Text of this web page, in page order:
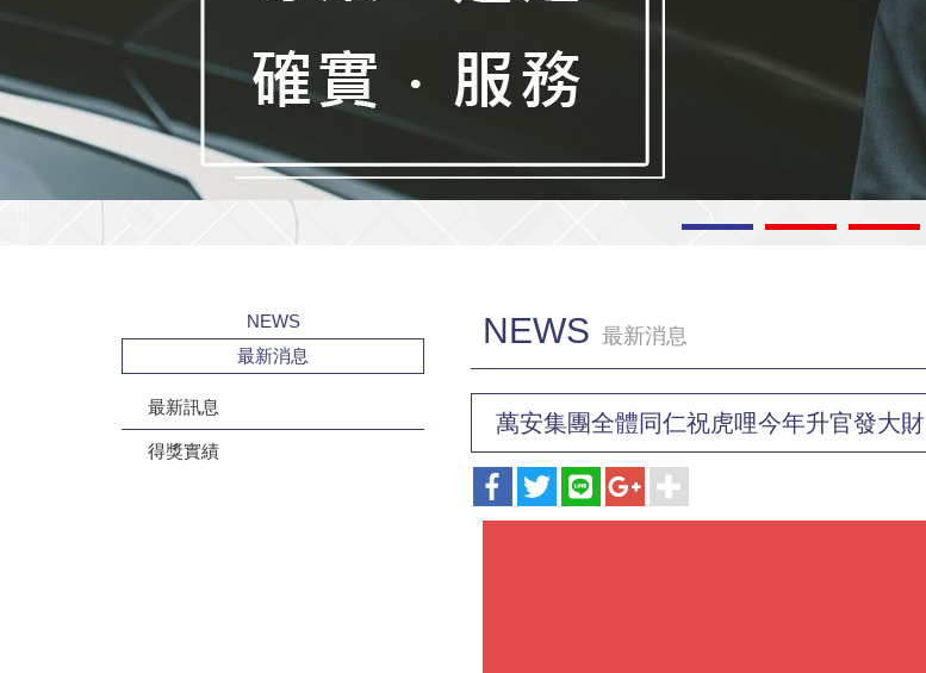
NEWS
最新消息
最新訊息
得獎實績
NEWS 最新消息
萬安集團全體同仁祝虎哩今年升官發大財